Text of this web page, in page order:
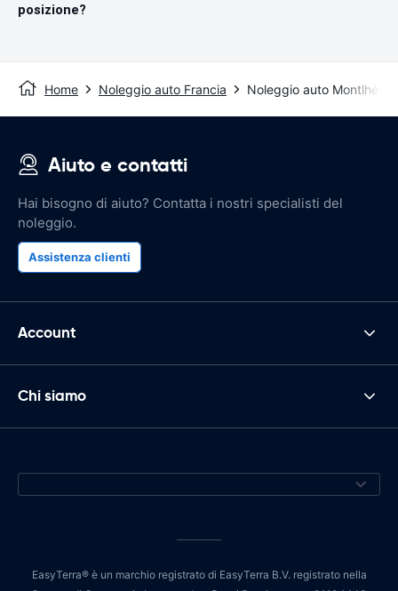
posizione?
Home Noleggio auto Francia Noleggio auto Montlhéry
Aiuto e contatti
Hai bisogno di aiuto? Contatta i nostri specialisti del
noleggio.
Assistenza clienti
Account
Chi siamo
EasyTerra® è un marchio registrato di EasyTerra B.V. registrato nella